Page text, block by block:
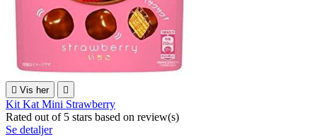
 Vis her 
Kit Kat Mini Strawberry
Rated out of 5 stars based on review(s)
Se detaljer